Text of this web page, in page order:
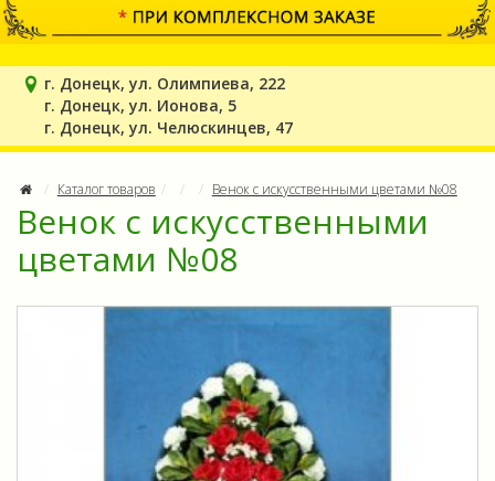
г. Донецк, ул. Олимпиева, 222
г. Донецк, ул. Ионова, 5
г. Донецк, ул. Челюскинцев, 47
Каталог товаров Венок с искусственными цветами №08
Венок с искусственными
цветами №08